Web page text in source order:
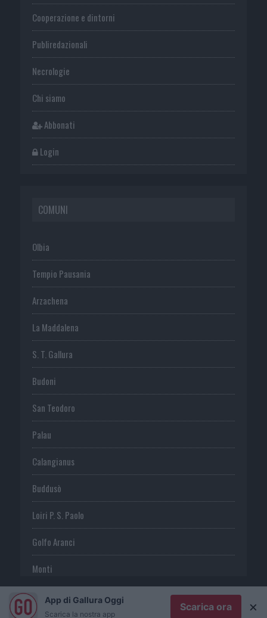
Cooperazione e dintorni
Publiredazionali
Necrologie
Chi siamo
Abbonati
Login
COMUNI
Olbia
Tempio Pausania
Arzachena
La Maddalena
S. T. Gallura
Budoni
San Teodoro
Palau
Calangianus
Buddusò
Loiri P. S. Paolo
Golfo Aranci
Monti
TeltiApp di Gallura Oggi
Scarica la nostra app
Scarica ora ×